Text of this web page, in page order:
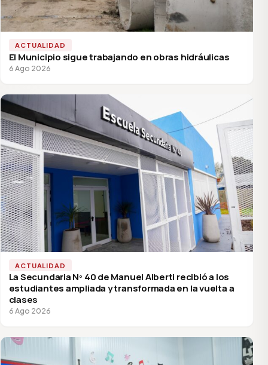
ACTUALIDAD
El Municipio sigue trabajando en obras hidráulicas
6 Ago 2026
ACTUALIDAD
La Secundaria Nº 40 de Manuel Alberti recibió a los
estudiantes ampliada y transformada en la vuelta a
clases
6 Ago 2026